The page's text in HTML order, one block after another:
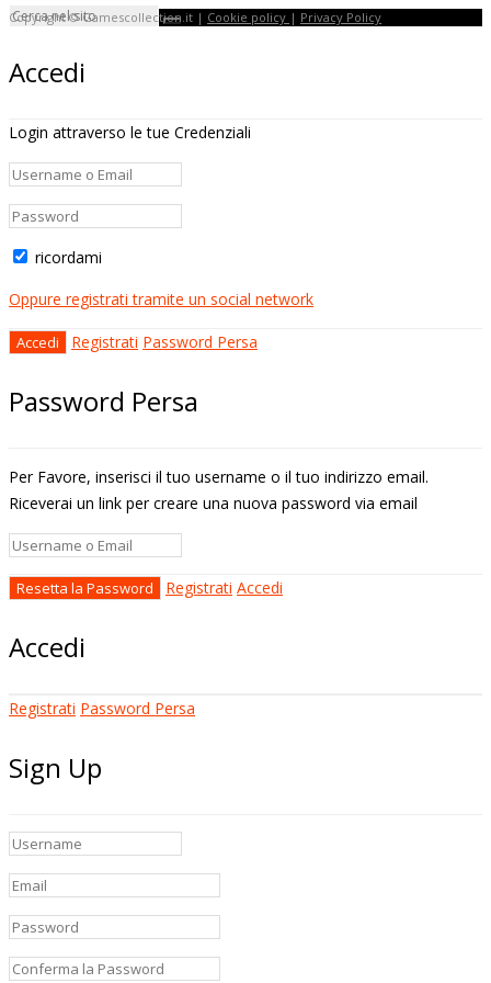
Copyright © Gamescollection.it | Cookie policy | Privacy Policy
Accedi
Login attraverso le tue Credenziali
ricordami
Oppure registrati tramite un social network
Registrati Password Persa
Password Persa
Per Favore, inserisci il tuo username o il tuo indirizzo email.
Riceverai un link per creare una nuova password via email
Registrati Accedi
Accedi
Registrati Password Persa
Sign Up